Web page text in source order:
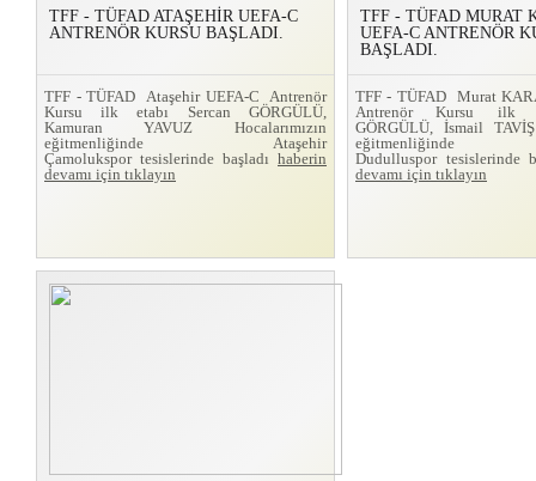
TFF - TÜFAD ATAŞEHİR UEFA-C
ANTRENÖR KURSU BAŞLADI.
TFF - TÜFAD Ataşehir UEFA-C Antrenör
Kursu ilk etabı Sercan GÖRGÜLÜ,
Kamuran YAVUZ Hocalarımızın
eğitmenliğinde Ataşehir
Çamolukspor tesislerinde başladı haberin
devamı için tıklayın
TFF - TÜFAD MURAT
UEFA-C ANTRENÖR
BAŞLADI.
TFF - TÜFAD Murat
Antrenör Kursu ilk
GÖRGÜLÜ, İsmail TAVİŞ
eğitmenliğinde
Dudulluspor tesislerinde
devamı için tıklayın